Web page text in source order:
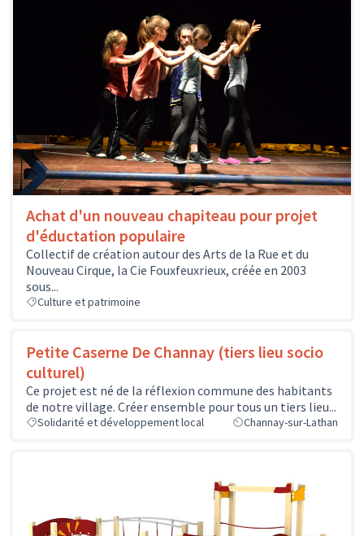
Achat d'un nouveau chapiteau pour projet
d'éductation populaire
Collectif de création autour des Arts de la Rue et du
Nouveau Cirque, la Cie Fouxfeuxrieux, créée en 2003
sous...
Culture et patrimoine
Petite Caserne De Channay (tiers lieu socio
culturel)
Ce projet est né de la réflexion commune des habitants
de notre village. Créer ensemble pour tous un tiers lieu...
Solidarité et développement local Channay-sur-Lathan